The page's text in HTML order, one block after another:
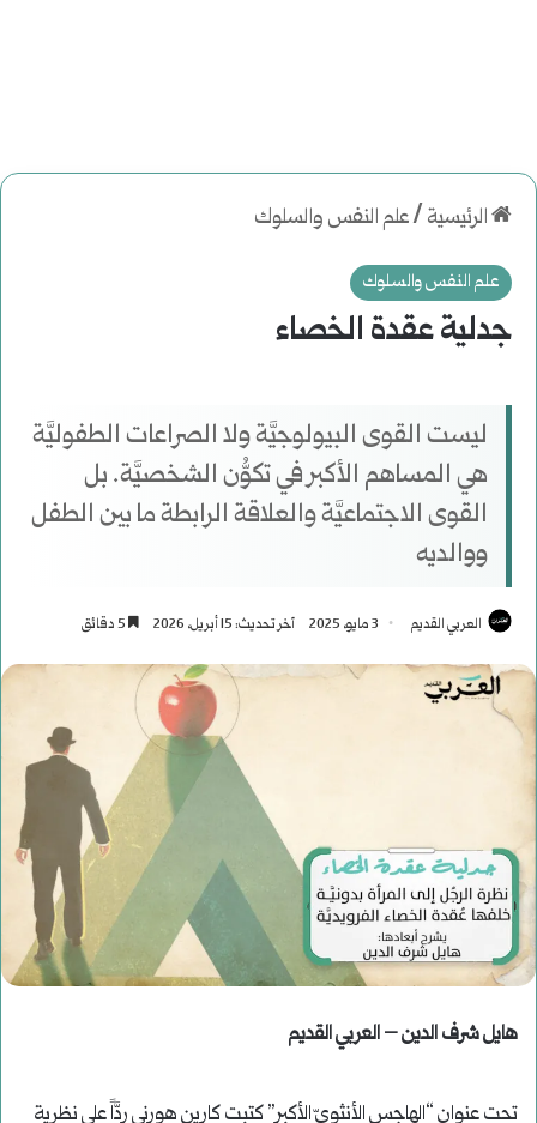
الرئيسية /علم النفس والسلوك
علم النفس والسلوك
جدلية عقدة الخصاء
ليست القوى البيولوجيَّة ولا الصراعات الطفوليَّة
هي المساهم الأكبر في تكوُّن الشخصيَّة. بل
القوى الاجتماعيَّة والعلاقة الرابطة ما بين الطفل
ووالديه
العربي القديم 3 مايو، 2025 آخر تحديث: 15 أبريل، 2026
هايل شرف الدين – العربي القديم
تحت عنوان “الهاجس الأنثويّ الأكبر” كتبت كارين هورني ردَّاً على نظرية